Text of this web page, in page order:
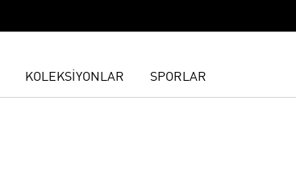
KOLEKSİYONLAR SPORLAR